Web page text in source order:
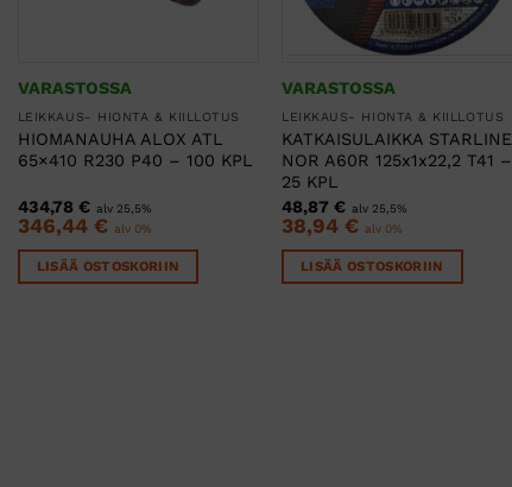
VARASTOSSA
LEIKKAUS- HIONTA & KIILLOTUS
HIOMANAUHA ALOX ATL
65×410 R230 P40 – 100 KPL
434,78 € alv 25,5%
346,44 € alv 0%
LISÄÄ OSTOSKORIIN
VARASTOSSA
LEIKKAUS- HIONTA & KIILLOTUS
KATKAISULAIKKA STARLINE
NOR A60R 125x1x22,2 T41 –
25 KPL
48,87€ alv 25,5%
38,94€ alv 0%
LISÄÄ OSTOSKORIIN